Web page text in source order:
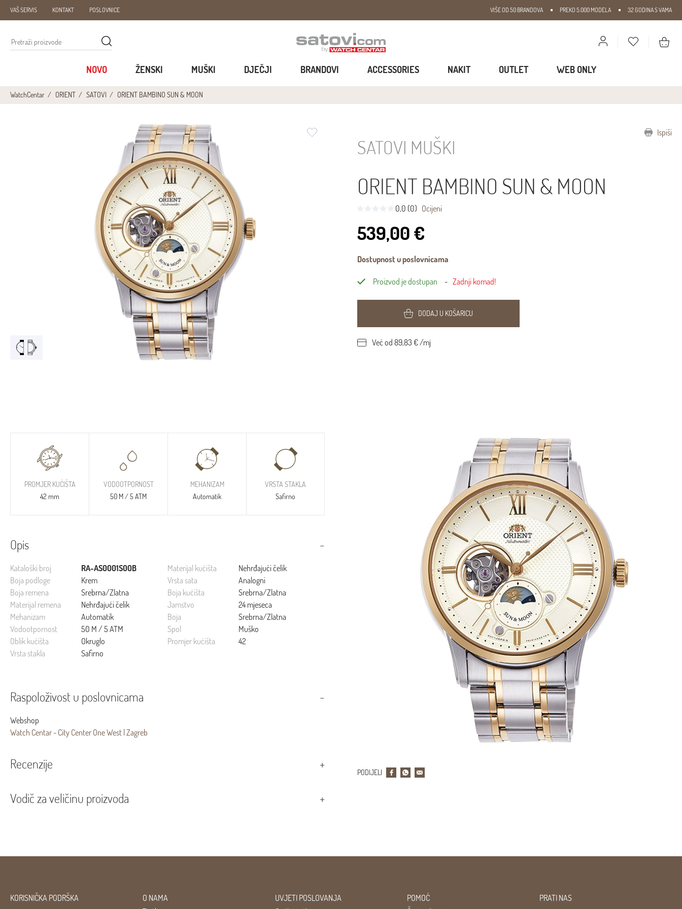
VAŠ SERVIS KONTAKT POSLOVNICE VIŠE OD 50 BRANDOVA PREKO 5.000 MODELA 32 GODINA S VAMA
NOVO ŽENSKI MUŠKI DJEČJI BRANDOVI ACCESSORIES NAKIT OUTLET WEB ONLY
WatchCentar ORIENT SATOVI ORIENT BAMBINO SUN & MOON
Ispiši
SATOVI MUŠKI
ORIENT BAMBINO SUN & MOON
0,0 (0) Ocijeni
539,00 €
Dostupnost u poslovnicama
Proizvod je dostupan Zadnji komad!
DODAJ U KOŠARICU
Već od 89,83 € /mj
PROMJER KUĆIŠTA
42 mm
VODOOTPORNOST
50 M / 5 ATM
MEHANIZAM
Automatik
VRSTA STAKLA
Safirno
Opis
Kataloški broj
RA-AS0001S00B
Boja podloge
Krem
Boja remena
Srebrna/Zlatna
Materijal remena
Nehrđajući čelik
Mehanizam
Automatik
Vodootpornost
50 M / 5 ATM
Oblik kućišta
Okruglo
Vrsta stakla
Safirno
Materijal kućišta
Nehrđajući čelik
Vrsta sata
Analogni
Boja kućišta
Srebrna/Zlatna
Jamstvo
24 mjeseca
Boja
Srebrna/Zlatna
Spol
Muško
Promjer kućišta
42
Raspoloživost u poslovnicama
Webshop
Watch Centar - City Center One West | Zagreb
Recenzije
Vodič za veličinu proizvoda
PODIJELI
KORISNIČKA PODRŠKA
O NAMA
UVJETI POSLOVANJA
POMOĆ
PRATI NAS